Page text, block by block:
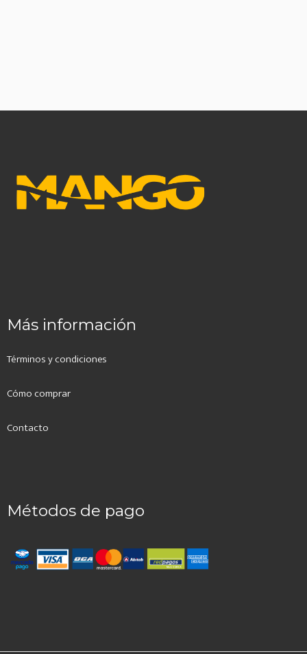
Más información
Términos y condiciones
Cómo comprar
Contacto
Métodos de pago